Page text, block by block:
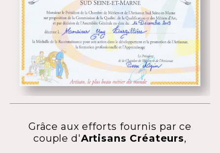
Grâce aux efforts fournis par ce
couple d'Artisans Créateurs,